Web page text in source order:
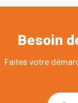
Besoin
Faites votre